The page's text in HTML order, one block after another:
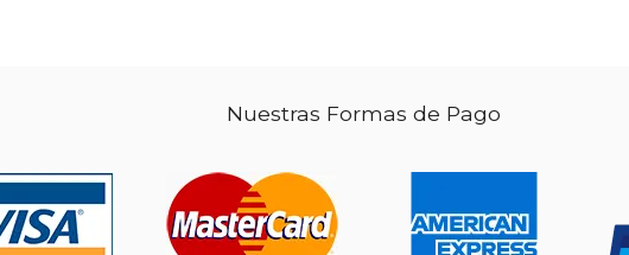
Nuestras Formas de Pago